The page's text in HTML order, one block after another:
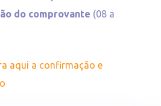
do comprovante (08 a
aqui a confirmação e